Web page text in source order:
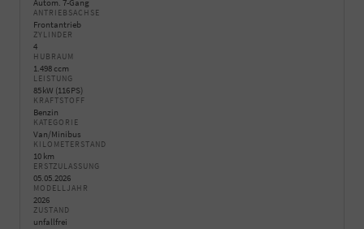
Autom. 7-Gang
ANTRIEBSACHSE
Frontantrieb
ZYLINDER
4
HUBRAUM
1.498 ccm
LEISTUNG
85 kW (116 PS)
KRAFTSTOFF
Benzin
KATEGORIE
Van/Minibus
KILOMETERSTAND
10 km
ERSTZULASSUNG
05.05.2026
MODELLJAHR
2026
ZUSTAND
unfallfrei